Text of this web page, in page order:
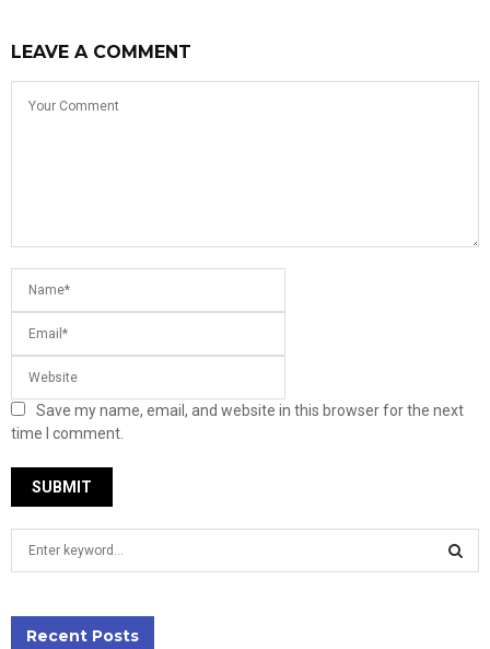
LEAVE A COMMENT
Save my name, email, and website in this browser for the next
time I comment.
Recent Posts